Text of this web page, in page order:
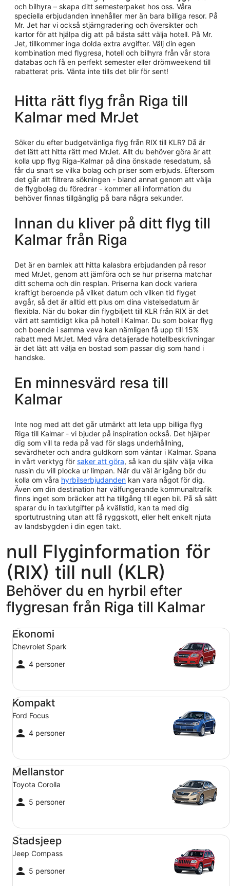
och bilhyra – skapa ditt semesterpaket hos oss. Våra
speciella erbjudanden innehåller mer än bara billiga resor. På
Mr. Jet har vi också stjärngradering och översikter och
kartor för att hjälpa dig att på bästa sätt välja hotell. På Mr.
Jet, tillkommer inga dolda extra avgifter. Välj din egen
kombination med flygresa, hotell och bilhyra från vår stora
databas och få en perfekt semester eller drömweekend till
rabatterat pris. Vänta inte tills det blir för sent!
Hitta rätt flyg från Riga till
Kalmar med MrJet
Söker du efter budgetvänliga flyg från RIX till KLR? Då är
det lätt att hitta rätt med MrJet. Allt du behöver göra är att
kolla upp flyg Riga-Kalmar på dina önskade resedatum, så
får du snart se vilka bolag och priser som erbjuds. Eftersom
det går att filtrera sökningen - bland annat genom att välja
de flygbolag du föredrar - kommer all information du
behöver finnas tillgänglig på bara några sekunder.
Innan du kliver på ditt flyg till
Kalmar från Riga
Det är en barnlek att hitta kalasbra erbjudanden på resor
med MrJet, genom att jämföra och se hur priserna matchar
ditt schema och din resplan. Priserna kan dock variera
kraftigt beroende på vilket datum och vilken tid flyget
avgår, så det är alltid ett plus om dina vistelsedatum är
flexibla. När du bokar din flygbiljett till KLR från RIX är det
värt att samtidigt kika på hotell i Kalmar. Du som bokar flyg
och boende i samma veva kan nämligen få upp till 15%
rabatt med MrJet. Med våra detaljerade hotellbeskrivningar
är det lätt att välja en bostad som passar dig som hand i
handske.
En minnesvärd resa till
Kalmar
Inte nog med att det går utmärkt att leta upp billiga flyg
Riga till Kalmar - vi bjuder på inspiration också. Det hjälper
dig som vill ta reda på vad för slags underhållning,
sevärdheter och andra guldkorn som väntar i Kalmar. Spana
in vårt verktyg för saker att göra, så kan du själv välja vilka
russin du vill plocka ur limpan. När du väl är igång bör du
kolla om våra hyrbilserbjudanden kan vara något för dig.
Även om din destination har välfungerande kommunaltrafik
finns inget som bräcker att ha tillgång till egen bil. På så sätt
sparar du in taxiutgifter på kvällstid, kan ta med dig
sportutrustning utan att få ryggskott, eller helt enkelt njuta
av landsbygden i din egen takt.
null Flyginformation för
(RIX) till null (KLR)
Behöver du en hyrbil efter
flygresan från Riga till Kalmar
Ekonomi
Chevrolet Spark
4 personer
Ekonomi Chevrolet Spark
Kompakt
Ford Focus
4 personer
Kompakt Ford Focus
Mellanstor
Toyota Corolla
5 personer
Mellanstor Toyota Corolla
Stadsjeep
Jeep Compass
5 personer
Stadsjeep Jeep Compass